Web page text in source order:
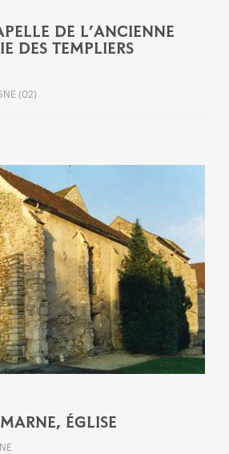
DE L’ANCIENNE
DES TEMPLIERS
(02)
ÉGLISE